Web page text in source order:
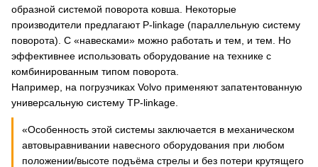
образной системой поворота ковша. Некоторые
производители предлагают P-linkage (параллельную систему
поворота). С «навесками» можно работать и тем, и тем. Но
эффективнее использовать оборудование на технике с
комбинированным типом поворота.
Например, на погрузчиках Volvo применяют запатентованную
универсальную систему TP-linkage.
«Особенность этой системы заключается в механическом
автовыравнивании навесного оборудования при любом
положении/высоте подъёма стрелы и без потери крутящего